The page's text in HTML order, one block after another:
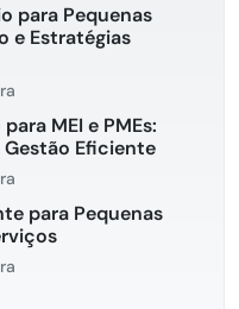
para Pequenas
e Estratégias
MEI e PMEs:
Eficiente
para Pequenas